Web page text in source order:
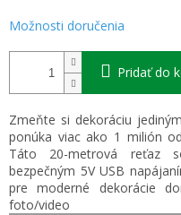
Možnosti doručenia
Pridať do
Zmeňte si dekoráciu
ponúka viac ako 1 milión
Táto 20-metrová reťaz
bezpečným 5V USB
pre moderné dekorácie
foto/